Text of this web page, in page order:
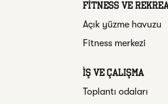
FITNESS VE
Açık yüzme havuzu
Fitness merkezi
İŞ VE ÇALIŞMA
Toplantı odaları